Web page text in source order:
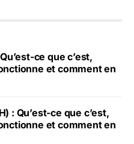
ce que c’est,
et comment en
: Qu’est-ce que c’est,
et comment en